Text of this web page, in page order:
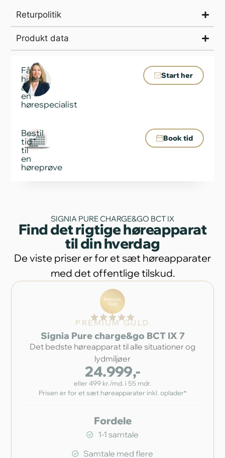
Returpolitik
Produkt data
Få
hjælp
af
en
hørespecialist
Start her
Bestil
tid
til
en
høreprøve
Book tid
SIGNIA PURE CHARGE&GO BCT IX
Find det rigtige høreapparat
til din hverdag
De viste priser er for et sæt høreapparater
med det offentlige tilskud.
PREMIUM GULD
Signia Pure charge&go BCT IX 7
Det bedste høreapparat til alle situationer og
lydmiljøer
24.999,-
eller 499 kr./md. i 55 mdr.
Prisen er for et sæt høreapparater inkl. oplader*
Fordele
1-1 samtale
Samtale med flere